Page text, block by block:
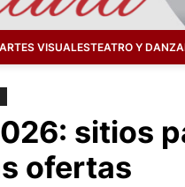
VISUALESTEATRO Y DANZA
sitios
ofertas